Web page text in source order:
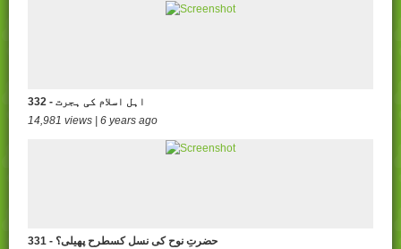
332 - اہل اسلام کی ہجرت
14,981 views | 6 years ago
331 - حضرتِ نوح کی نسل کسطرح پھیلی؟